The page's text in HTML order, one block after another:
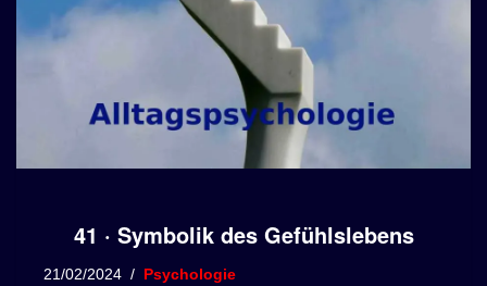
41 · Symbolik des Gefühlslebens
21/02/2024 Psychologie